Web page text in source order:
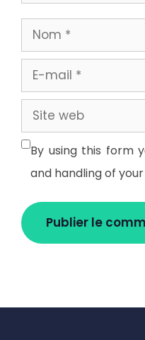
Nom
mail
Site
web
By using this form
and handling of